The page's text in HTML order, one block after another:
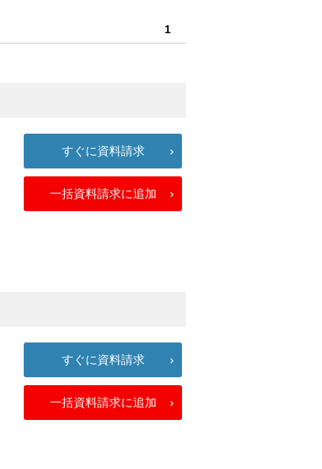
1
すぐに資料請求
一括資料請求に追加
すぐに資料請求
一括資料請求に追加